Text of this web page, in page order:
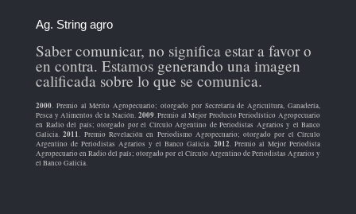
Ag. String agro
Saber comunicar, no significa estar a favor o
en contra. Estamos generando una imagen
calificada sobre lo que se comunica.
2000. Premio al Mérito Agropecuario; otorgado por Secretaría de Agricultura, Ganadería,
Pesca y Alimentos de la Nación. 2009. Premio al Mejor Producto Periodístico Agropecuario
en Radio del país; otorgado por el Círculo Argentino de Periodistas Agrarios y el Banco
Galicia.2011. Premio Revelación en Periodismo Agropecuario; otorgado por el Círculo
Argentino de Periodistas Agrarios y el Banco Galicia. 2012. Premio al Mejor Periodista
Agropecuario en Radio del país; otorgado por el Círculo Argentino de Periodistas Agrarios y
el Banco Galicia.